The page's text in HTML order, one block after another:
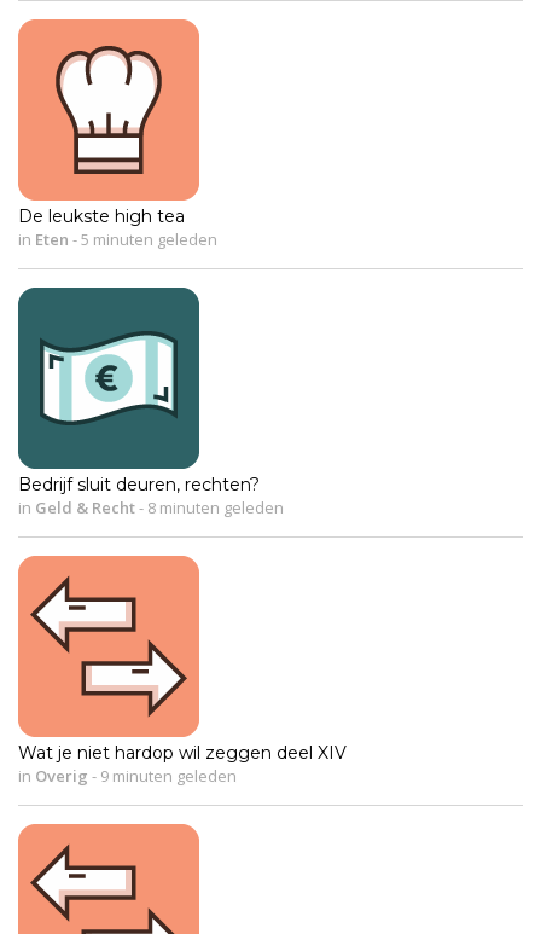
De leukste high tea
in Eten -5 minuten geleden
Bedrijf sluit deuren, rechten?
in Geld & Recht- 8 minuten geleden
Wat je niet hardop wil zeggen deel XIV
in Overig - 9 minuten geleden